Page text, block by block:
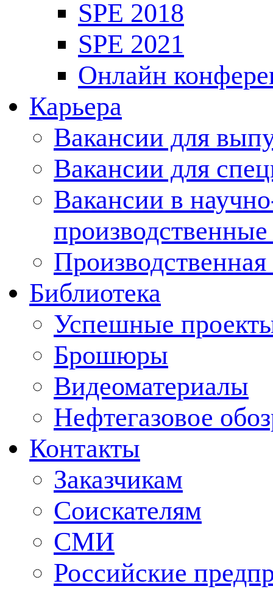
SPE 2018
SPE 2021
Онлайн
Карьера
Вакансии для
Вакансии для
Вакансии в
Производственная
Библиотека
Успешные
Брошюры
Видеоматериалы
Нефтегазовое
Контакты
Заказчикам
Соискателям
СМИ
Российские